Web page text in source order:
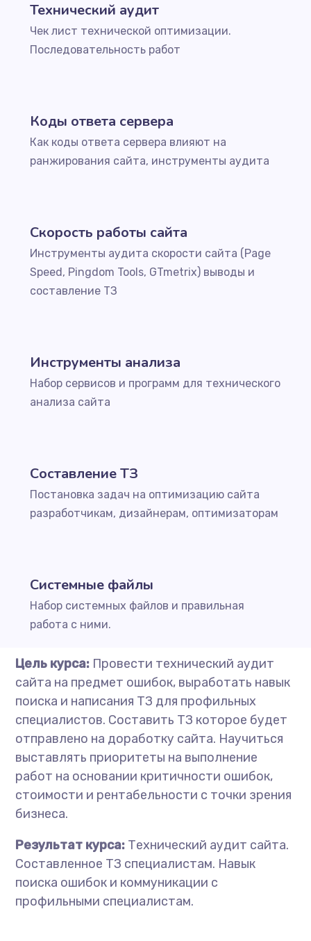
Технический аудит
Чек лист технической оптимизации.
Последовательность работ
Коды ответа сервера
Как коды ответа сервера влияют на
ранжирования сайта, инструменты аудита
Скорость работы сайта
Инструменты аудита скорости сайта (Page
Speed, Pingdom Tools, GTmetrix) выводы и
составление ТЗ
Инструменты анализа
Набор сервисов и программ для технического
анализа сайта
Составление ТЗ
Постановка задач на оптимизацию сайта
разработчикам, дизайнерам, оптимизаторам
Системные файлы
Набор системных файлов и правильная
работа с ними.
Цель курса: Провести технический аудит
сайта на предмет ошибок, выработать навык
поиска и написания ТЗ для профильных
специалистов. Составить ТЗ которое будет
отправлено на доработку сайта. Научиться
выставлять приоритеты на выполнение
работ на основании критичности ошибок,
стоимости и рентабельности с точки зрения
бизнеса.
Результат курса: Технический аудит сайта.
Составленное ТЗ специалистам. Навык
поиска ошибок и коммуникации с
профильными специалистам.